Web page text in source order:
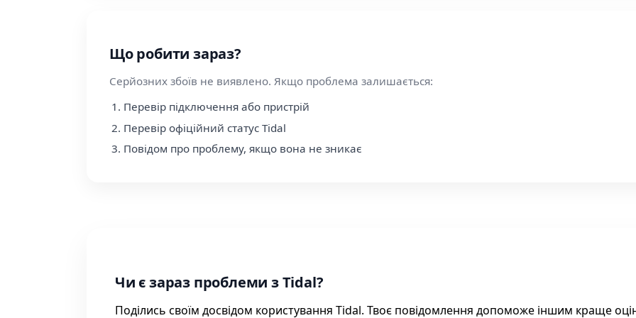
Що робити зараз?
Серйозних збоїв не виявлено. Якщо проблема залишається:
Перевір підключення або пристрій
Перевір офіційний статус Tidal
Повідом про проблему, якщо вона не зникає
Чи є зараз проблеми з Tidal?
Поділись своїм досвідом користування Tidal. Твоє повідомлення допоможе іншим краще